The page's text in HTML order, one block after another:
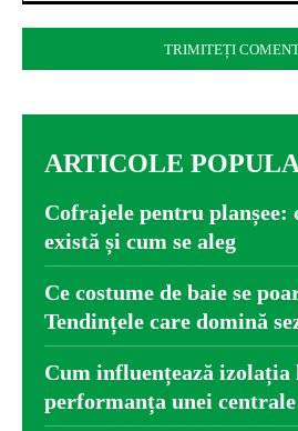
ARTICOLE
Cofrajele pentru planșee:
există și cum se aleg
Ce costume de baie se
Tendințele care domină
Cum influențează izolația
performanța unei